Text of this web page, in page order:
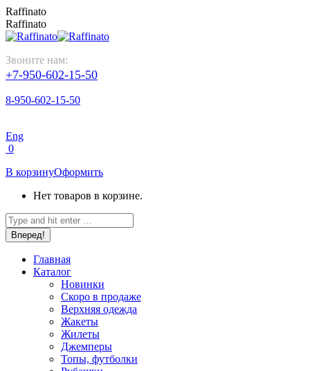
Перейти
к
содержанию
Raffinato
Raffinato
Звоните нам:
+7-950-602-15-50
8-950-602-15-50
Eng
0
В корзинуОформить
Нет товаров в корзине.
Поиск:
Главная
Каталог
Новинки
Скоро в продаже
Верхняя одежда
Жакеты
Жилеты
Джемперы
Топы, футболки